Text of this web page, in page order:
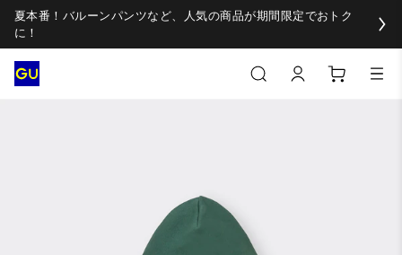
夏本番！バルーンパンツなど、人気の商品が期間限定でおトク
に！